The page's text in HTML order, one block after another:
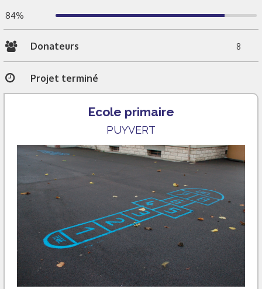
84%
Donateurs 8
Projet terminé
Ecole primaire
PUYVERT